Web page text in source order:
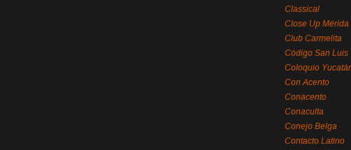
Classical
Close Up Mérida
Club Carmelita
Código San Luis
Coloquio
Con Acento
Conacento
Conaculta
Conejo Belga
Contacto Latino